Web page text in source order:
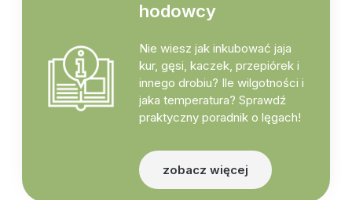
hodowcy
Nie wiesz jak inkubować jaja
kur, gęsi, kaczek, przepiórek i
innego drobiu? Ile wilgotności i
jaka temperatura? Sprawdź
praktyczny poradnik o lęgach!
zobacz więcej